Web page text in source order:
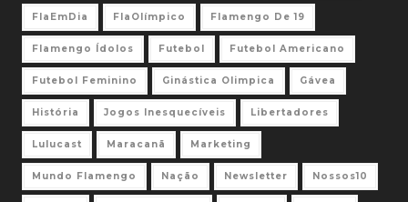
FlaEmDia FlaOlímpico Flamengo De 19
Flamengo Ídolos Futebol Futebol Americano
Futebol Feminino Ginástica Olimpica Gávea
História Jogos Inesquecíveis Libertadores
Lulucast Maracanã Marketing
Mundo Flamengo Nação Newsletter Nossos10